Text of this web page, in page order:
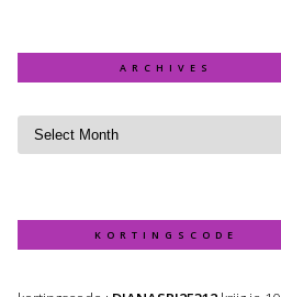
ARCHIVES
KORTINGSCODE